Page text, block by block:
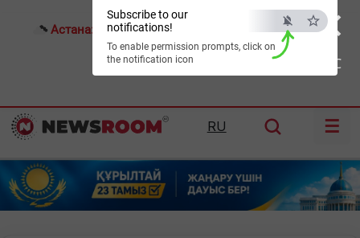
×
ESC
Subscribe to our
notifications!
To enable permission prompts, click on
the notification icon
Астана: 25°C Алматы: Шымкент:36°C
RU ☰